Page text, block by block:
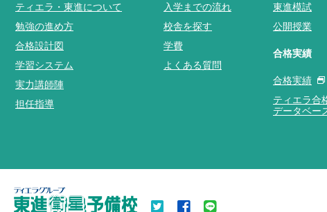
ティエラ・東進について
勉強の進め方
合格設計図
学習システム
実力講師陣
担任指導
入学までの流れ
校舎を探す
学費
よくある質問
東進模試
公開授業
合格実績
合格実績
ティエラ合
データベー